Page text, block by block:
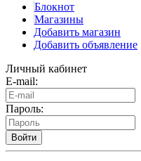
Блокнот
Магазины
Добавить магазин
Добавить объявление
Личный кабинет
E-mail:
Пароль:
Войти